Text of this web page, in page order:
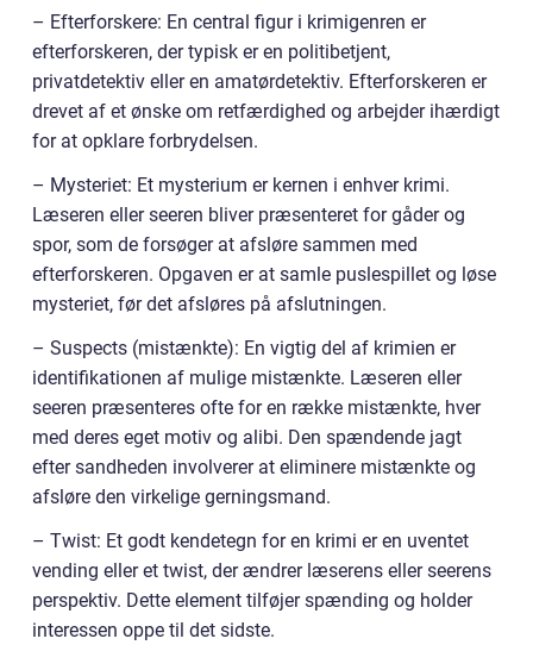
– Efterforskere: En central figur i krimigenren er
efterforskeren, der typisk er en politibetjent,
privatdetektiv eller en amatørdetektiv. Efterforskeren er
drevet af et ønske om retfærdighed og arbejder ihærdigt
for at opklare forbrydelsen.
– Mysteriet: Et mysterium er kernen i enhver krimi.
Læseren eller seeren bliver præsenteret for gåder og
spor, som de forsøger at afsløre sammen med
efterforskeren. Opgaven er at samle puslespillet og løse
mysteriet, før det afsløres på afslutningen.
– Suspects (mistænkte): En vigtig del af krimien er
identifikationen af mulige mistænkte. Læseren eller
seeren præsenteres ofte for en række mistænkte, hver
med deres eget motiv og alibi. Den spændende jagt
efter sandheden involverer at eliminere mistænkte og
afsløre den virkelige gerningsmand.
– Twist: Et godt kendetegn for en krimi er en uventet
vending eller et twist, der ændrer læserens eller seerens
perspektiv. Dette element tilføjer spænding og holder
interessen oppe til det sidste.